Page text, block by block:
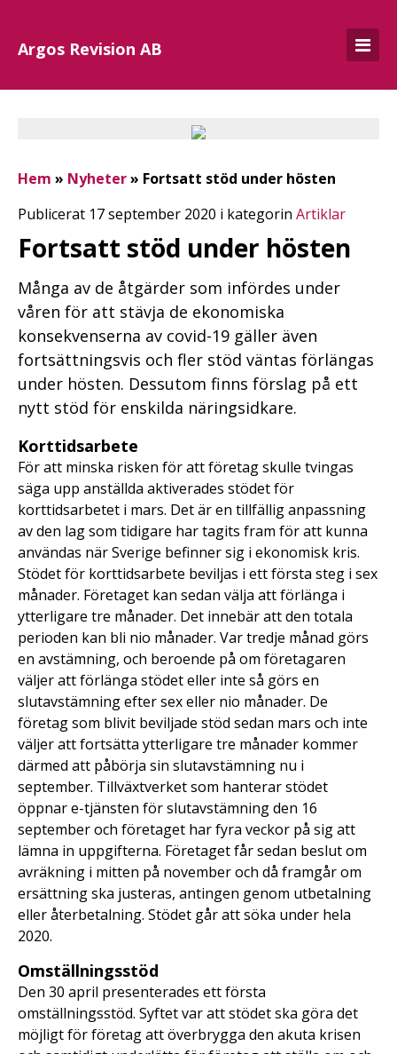
Argos Revision AB
Hem » Nyheter» Fortsatt stöd under hösten
Publicerat 17 september 2020 i kategorin Artiklar
Fortsatt stöd under hösten
Många av de åtgärder som infördes under
våren för att stävja de ekonomiska
konsekvenserna av covid-19 gäller även
fortsättningsvis och fler stöd väntas förlängas
under hösten. Dessutom finns förslag på ett
nytt stöd för enskilda näringsidkare.
Korttidsarbete
För att minska risken för att företag skulle tvingas
säga upp anställda aktiverades stödet för
korttidsarbetet i mars. Det är en tillfällig anpassning
av den lag som tidigare har tagits fram för att kunna
användas när Sverige befinner sig i ekonomisk kris.
Stödet för korttidsarbete beviljas i ett första steg i sex
månader. Företaget kan sedan välja att förlänga i
ytterligare tre månader. Det innebär att den totala
perioden kan bli nio månader. Var tredje månad görs
en avstämning, och beroende på om företagaren
väljer att förlänga stödet eller inte så görs en
slutavstämning efter sex eller nio månader. De
företag som blivit beviljade stöd sedan mars och inte
väljer att fortsätta ytterligare tre månader kommer
därmed att påbörja sin slutavstämning nu i
september. Tillväxtverket som hanterar stödet
öppnar e-tjänsten för slutavstämning den 16
september och företaget har fyra veckor på sig att
lämna in uppgifterna. Företaget får sedan beslut om
avräkning i mitten på november och då framgår om
ersättning ska justeras, antingen genom utbetalning
eller återbetalning. Stödet går att söka under hela
2020.
Omställningsstöd
Den 30 april presenterades ett första
omställningsstöd. Syftet var att stödet ska göra det
möjligt för företag att överbrygga den akuta krisen